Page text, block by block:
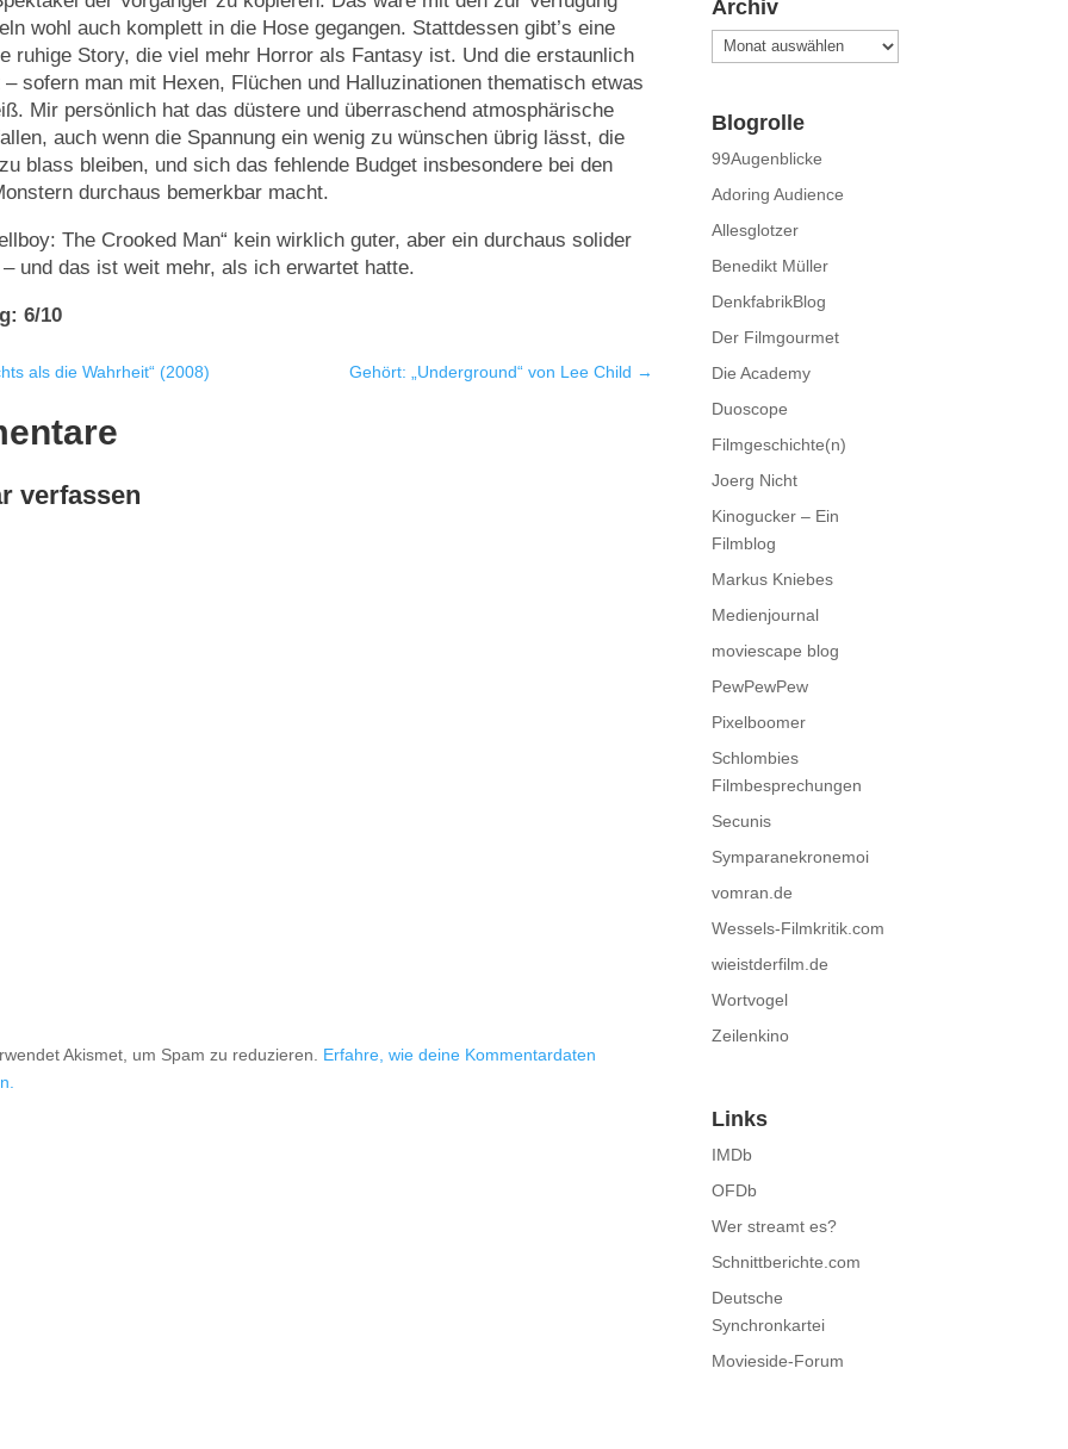
wohl auch komplett in die Hose gegangen. Stattdessen gibt’s eine
ruhige Story, die viel mehr Horror als Fantasy ist. Und die erstaunlich
sofern man mit Hexen, Flüchen und Halluzinationen thematisch etwas
Mir persönlich hat das düstere und überraschend atmosphärische
auch wenn die Spannung ein wenig zu wünschen übrig lässt, die
blass bleiben, und sich das fehlende Budget insbesondere bei den
durchaus bemerkbar macht.
The Crooked Man“ kein wirklich guter, aber ein durchaus solider
– und das ist weit mehr, als ich erwartet hatte.
6/10
als die Wahrheit“ (2008) Gehört: „Underground“ von Lee Child →
verfassen
Akismet, um Spam zu reduzieren. Erfahre, wie deine Kommentardaten
Archiv
Archiv
Blogrolle
99Augenblicke
Adoring Audience
Allesglotzer
Benedikt Müller
DenkfabrikBlog
Der Filmgourmet
Die Academy
Duoscope
Filmgeschichte(n)
Joerg Nicht
Kinogucker – Ein
Filmblog
Markus Kniebes
Medienjournal
moviescape blog
PewPewPew
Pixelboomer
Schlombies
Filmbesprechungen
Secunis
Symparanekronemoi
vomran.de
Wessels-Filmkritik.com
wieistderfilm.de
Wortvogel
Zeilenkino
Links
IMDb
OFDb
Wer streamt es?
Schnittberichte.com
Deutsche
Synchronkartei
Movieside-Forum